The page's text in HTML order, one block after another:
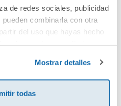
de redes sociales, publicidad
combinarla con otra
del uso que hayas hecho
Mostrar detalles
todas
tu opinión
valorar este producto!